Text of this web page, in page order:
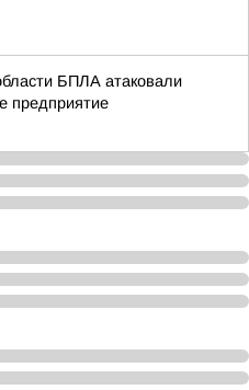
БПЛА атаковали
предприятие